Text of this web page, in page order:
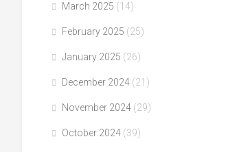
March 2025 (14)
February 2025 (25)
January 2025 (26)
December 2024 (21)
November 2024 (29)
October 2024 (39)